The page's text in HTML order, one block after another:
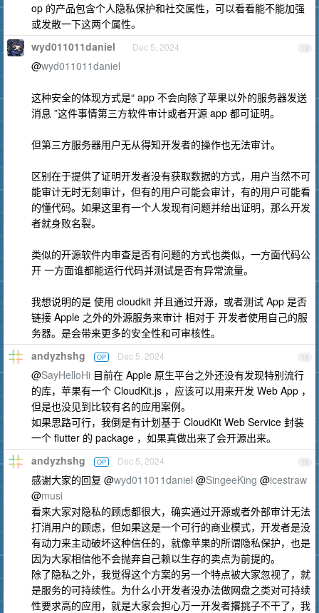
op 的产品包含个人隐私保护和社交属性，可以看看能不能加强
或发散一下这两个属性。
13
wyd011011daniel Dec 5, 2024
@wyd011011daniel
这种安全的体现方式是“ app 不会向除了苹果以外的服务器发送
消息 ”这件事情第三方软件审计或者开源 app 都可证明。
但第三方服务器用户无从得知开发者的操作也无法审计。
区别在于提供了证明开发者没有获取数据的方式，用户当然不可
能审计无时无刻审计，但有的用户可能会审计，有的用户可能看
的懂代码。如果这里有一个人发现有问题并给出证明，那么开发
者就身败名裂。
类似的开源软件内审查是否有问题的方式也类似，一方面代码公
开 一方面谁都能运行代码并测试是否有异常流量。
我想说明的是 使用 cloudkit 并且通过开源，或者测试 App 是否
链接 Apple 之外的外源服务来审计 相对于 开发者使用自己的服
务器。是会带来更多的安全性和可审核性。
14
andyzhshg OP Dec 5, 2024
@SayHelloHi 目前在 Apple 原生平台之外还没有发现特别流行
的库，苹果有一个 CloudKit.js ，应该可以用来开发 Web App ，
但是也没见到比较有名的应用案例。
如果思路可行，我倒是有计划基于 CloudKit Web Service 封装
一个 flutter 的 package ，如果真做出来了会开源出来。
15
andyzhshg OP Dec 5, 2024
感谢大家的回复 @wyd011011daniel @SingeeKing @icestraw
@musi
看来大家对隐私的顾虑都很大，确实通过开源或者外部审计无法
打消用户的顾虑，但如果这是一个可行的商业模式，开发者是没
有动力来主动破坏这种信任的，就像苹果的所谓隐私保护，也是
因为大家相信他不会抛弃自己赖以生存的卖点为前提的。
除了隐私之外，我觉得这个方案的另一个特点被大家忽视了，就
是服务的可持续性。为什么小开发者没办法做网盘之类对可持续
性要求高的应用，就是大家会担心万一开发者撂挑子不干了，我